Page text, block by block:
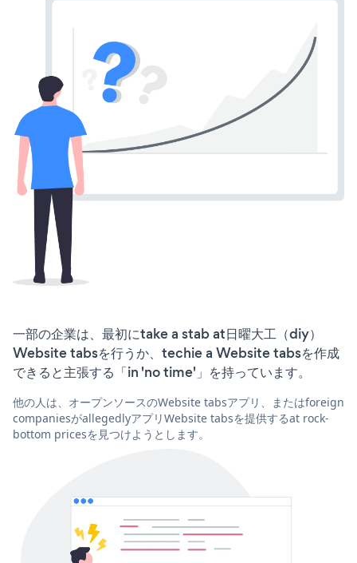
一部の企業は、最初にtake a stab at日曜大工（diy）
Website tabsを行うか、techie a Website tabsを作成
できると主張する「in 'no time'」を持っています。
他の人は、オープンソースのWebsite tabsアプリ、またはforeign
companiesがallegedlyアプリWebsite tabsを提供するat rock-
bottom pricesを見つけようとします。